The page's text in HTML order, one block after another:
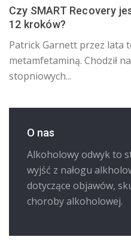
Czy SMART Recovery
12 kroków?
Patrick Garnett przez lata
metamfetaminą. Chodził
stopniowych...
O nas
Alkoholowy odwyk to
wyjść z nałogu
dotyczące objawów,
choroby alkoholowej.